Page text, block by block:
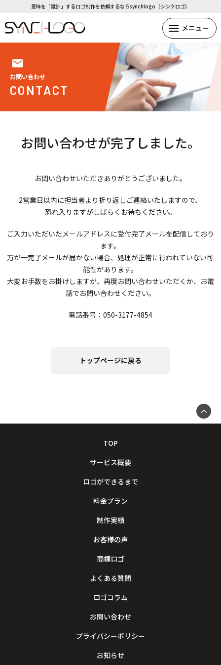
意味を「設計」するロゴ制作を依頼するならsynchlogo（シンクロゴ）
お問い合わせ
CONTACT
お問い合わせが完了しました。
お問い合わせいただきありがとうございました。
2営業日以内に担当者より折り返しご連絡いたしますので、
恐れ入りますがしばらくお待ちください。
ご入力いただいたメールアドレスに受付完了メールを配信しており
ます。
万が一完了メールが届かない場合、処理が正常に行われていない可
能性があります。
大変お手数をお掛けしますが、再度お問い合わせいただくか、お電
話でお問い合わせください。
電話番号：050-3177-4854
トップページに戻る
TOP
サービス概要
ロゴができるまで
料金プラン
制作実績
お客様の声
商標ロゴ
よくある質問
ロゴコラム
お問い合わせ
プライバシーポリシー
お知らせ